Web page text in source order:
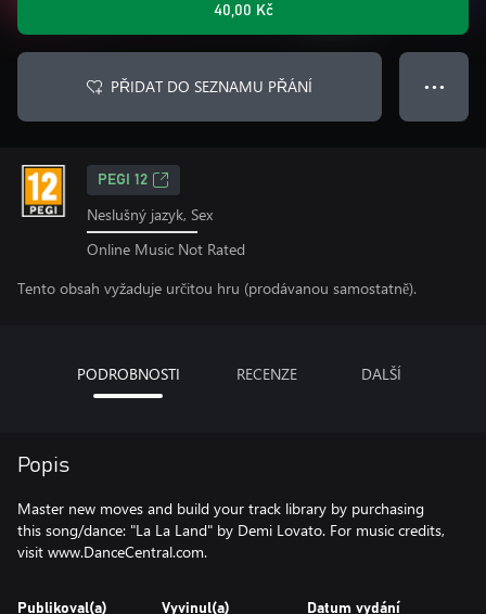
40,00 Kč
PŘIDAT DO SEZNAMU PŘÁNÍ ● ● ●
PEGI 12
Neslušný jazyk, Sex
Online Music Not Rated
Tento obsah vyžaduje určitou hru (prodávanou samostatně).
PODROBNOSTI RECENZE DALŠÍ
Popis
Master new moves and build your track library by purchasing
this song/dance: "La La Land" by Demi Lovato. For music credits,
visit www.DanceCentral.com.
Publikoval(a) Vyvinul(a) Datum vydání